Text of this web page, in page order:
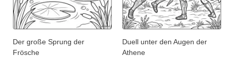
Der große Sprung der
Frösche
Duell unter den Augen der
Athene